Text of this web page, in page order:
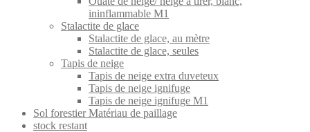
ininflammable M1
Stalactite de glace
Stalactite de glace, au mètre
Stalactite de glace, seules
Tapis de neige
Tapis de neige extra duveteux
Tapis de neige ignifuge
Tapis de neige ignifuge M1
Sol forestier Matériau de paillage
stock restant